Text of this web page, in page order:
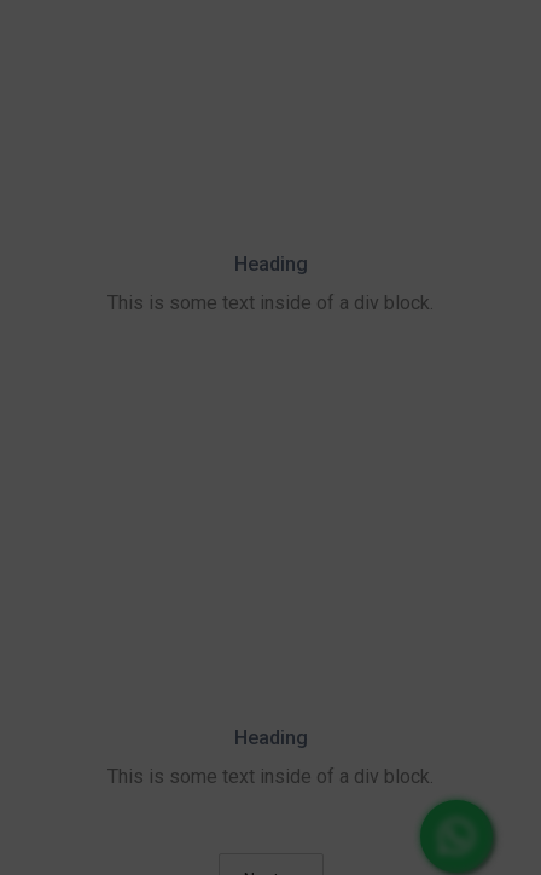
Heading
This is some text inside of a div block.
Heading
This is some text inside of a div block.